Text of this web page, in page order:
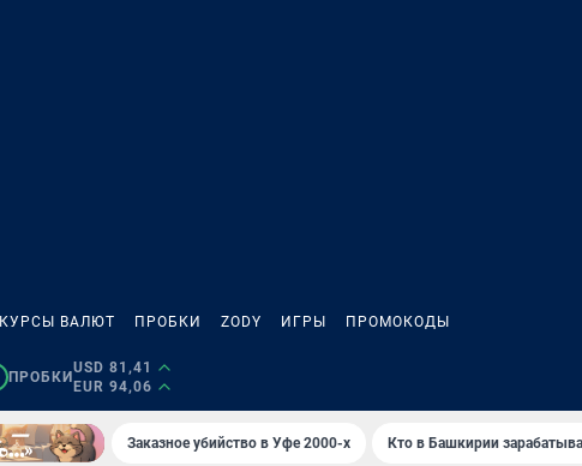
КУРСЫ ВАЛЮТ ПРОБКИ ZODY ИГРЫ ПРОМОКОДЫ
ПРОБКИ
USD 81,41
EUR 94,06
Заказное убийство в Уфе 2000-х Кто в Башкирии